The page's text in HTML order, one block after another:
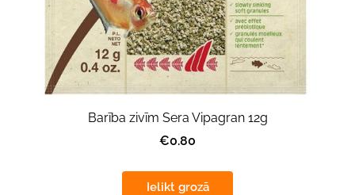
Barība zivīm Sera Vipagran 12g
€0.80
Ielikt grozā